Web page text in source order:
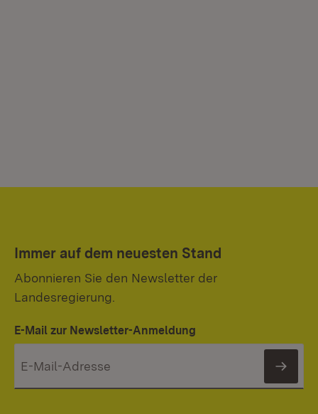
Immer auf dem neuesten Stand
Abonnieren Sie den Newsletter der
Landesregierung.
E-Mail zur Newsletter-Anmeldung